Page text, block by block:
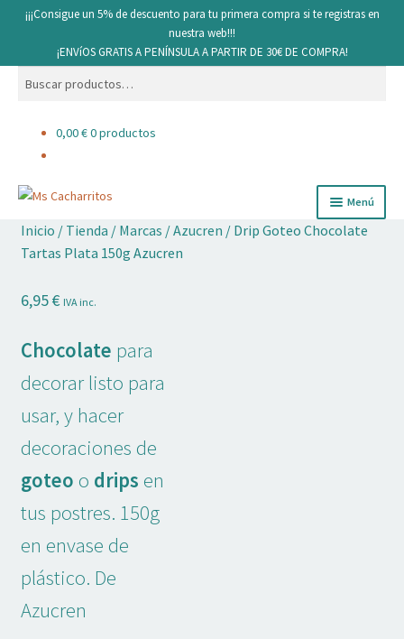
¡¡¡Consigue un 5% de descuento para tu primera compra si te registras en
nuestra web!!!
¡ENVíOS GRATIS A PENÍNSULA A PARTIR DE 30€ DE COMPRA!
0,00€0 productos
Ir
la
navegación
Ir
contenido
Menú
Cacharritos y Utensilios
Decoración comestible
Adornos No Comestibles
Textil
Temas
Inicio / Tienda / Marcas /Azucren / Drip Goteo Chocolate
Tartas Plata 150g Azucren
6,95€ IVA inc.
Chocolate para
decorar listo para
usar, y hacer
decoraciones de
goteo o drips en
tus postres. 150g
en envase de
plástico. De
Azucren